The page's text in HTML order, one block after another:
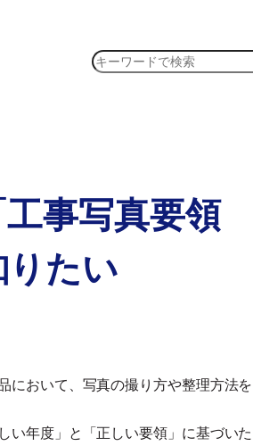
検
事写真要領
りたい
において、写真の撮り方や整理方法を
い年度」と「正しい要領」に基づいた